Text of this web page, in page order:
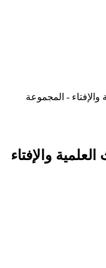
والإفتاء - المجموعة
والإفتاء